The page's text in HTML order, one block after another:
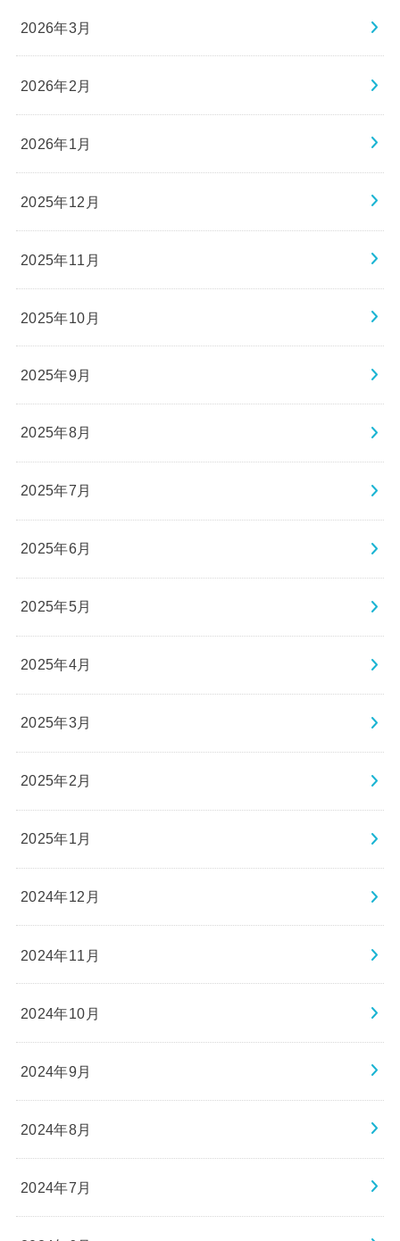
2026年3月
2026年2月
2026年1月
2025年12月
2025年11月
2025年10月
2025年9月
2025年8月
2025年7月
2025年6月
2025年5月
2025年4月
2025年3月
2025年2月
2025年1月
2024年12月
2024年11月
2024年10月
2024年9月
2024年8月
2024年7月